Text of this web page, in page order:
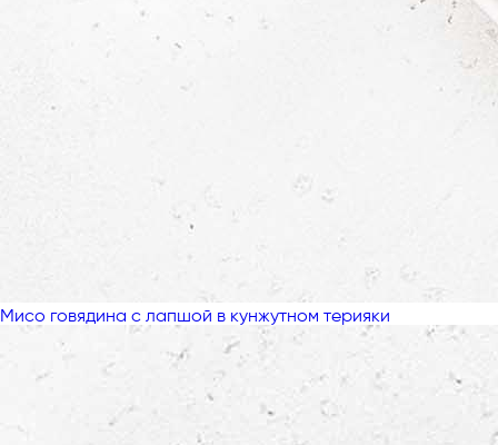
Мисо говядина с лапшой в кунжутном терияки